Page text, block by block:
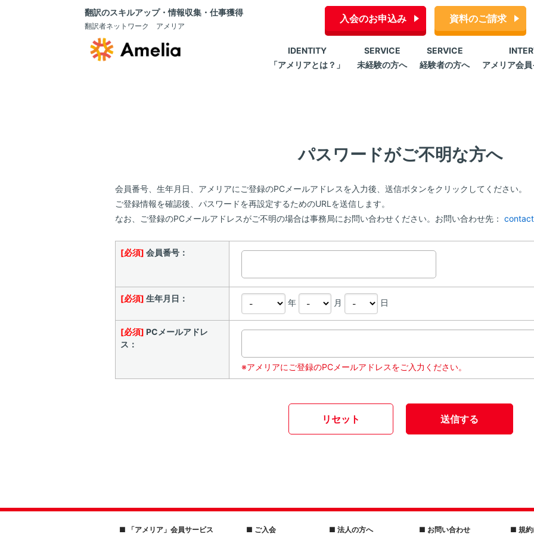
翻訳のスキルアップ・情報収集・仕事獲得
翻訳者ネットワーク アメリア
入会のお申込み 資料のご請求
IDENTITY
「アメリアとは？」
SERVICE
未経験の方へ
SERVICE
経験者の方へ
アメリア会
パスワードがご不明な方へ
会員番号、生年月日、アメリアにご登録のPCメールアドレスを入力後、送信ボタンをクリックしてください。
ご登録情報を確認後、パスワードを再設定するためのURLを送信します。
なお、ご登録のPCメールアドレスがご不明の場合は事務局にお問い合わせください。お問い合わせ先：
[必須] 会員番号：
[必須] 生年月日： 年 月 日
[必須] PCメールアドレ
ス：
※アメリアにご登録のPCメールアドレスをご入力ください。
リセット 送信する
■ 「アメリア」会員サービス ■ ご入会 ■ 法人の方へ ■ お問い合わせ ■ 規約